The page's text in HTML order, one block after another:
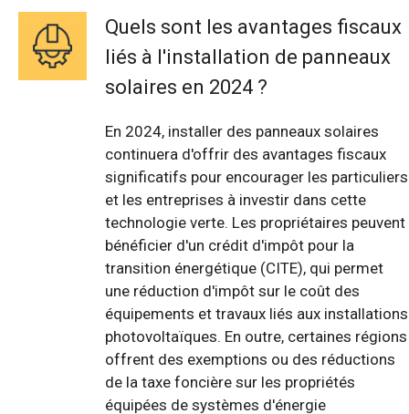
Quels sont les avantages fiscaux
liés à l'installation de panneaux
solaires en 2024 ?
En 2024, installer des panneaux solaires
continuera d'offrir des avantages fiscaux
significatifs pour encourager les particuliers
et les entreprises à investir dans cette
technologie verte. Les propriétaires peuvent
bénéficier d'un crédit d'impôt pour la
transition énergétique (CITE), qui permet
une réduction d'impôt sur le coût des
équipements et travaux liés aux installations
photovoltaïques. En outre, certaines régions
offrent des exemptions ou des réductions
de la taxe foncière sur les propriétés
équipées de systèmes d'énergie